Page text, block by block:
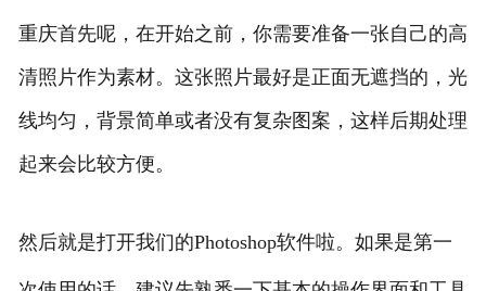
重庆首先呢，在开始之前，你需要准备一张自己的高
清照片作为素材。这张照片最好是正面无遮挡的，光
线均匀，背景简单或者没有复杂图案，这样后期处理
起来会比较方便。
然后就是打开我们的Photoshop软件啦。如果是第一